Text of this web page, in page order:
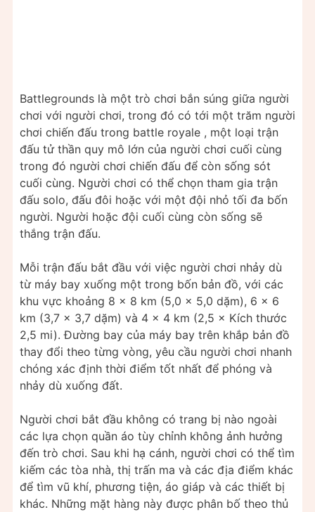
Battlegrounds là một trò chơi bắn súng giữa người
chơi với người chơi, trong đó có tới một trăm người
chơi chiến đấu trong battle royale , một loại trận
đấu tử thần quy mô lớn của người chơi cuối cùng
trong đó người chơi chiến đấu để còn sống sót
cuối cùng. Người chơi có thể chọn tham gia trận
đấu solo, đấu đôi hoặc với một đội nhỏ tối đa bốn
người. Người hoặc đội cuối cùng còn sống sẽ
thắng trận đấu.
Mỗi trận đấu bắt đầu với việc người chơi nhảy dù
từ máy bay xuống một trong bốn bản đồ, với các
khu vực khoảng 8 × 8 km (5,0 × 5,0 dặm), 6 × 6
km (3,7 × 3,7 dặm) và 4 × 4 km (2,5 × Kích thước
2,5 mi). Đường bay của máy bay trên khắp bản đồ
thay đổi theo từng vòng, yêu cầu người chơi nhanh
chóng xác định thời điểm tốt nhất để phóng và
nhảy dù xuống đất.
Người chơi bắt đầu không có trang bị nào ngoài
các lựa chọn quần áo tùy chỉnh không ảnh hưởng
đến trò chơi. Sau khi hạ cánh, người chơi có thể tìm
kiếm các tòa nhà, thị trấn ma và các địa điểm khác
để tìm vũ khí, phương tiện, áo giáp và các thiết bị
khác. Những mặt hàng này được phân bố theo thủ